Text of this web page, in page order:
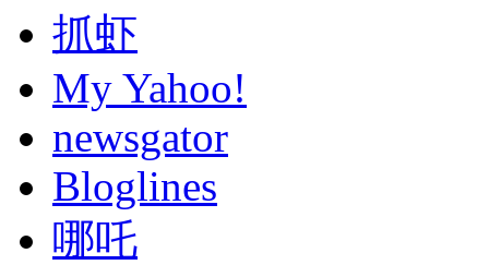
抓虾
My Yahoo!
newsgator
Bloglines
哪吒